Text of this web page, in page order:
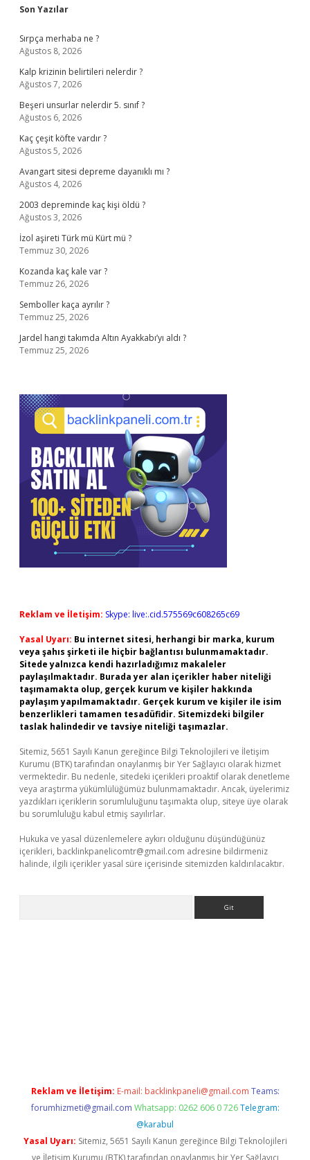
Sidebar
Son Yazılar
Sırpça merhaba ne ?
Ağustos 8, 2026
Kalp krizinin belirtileri nelerdir ?
Ağustos 7, 2026
Beşeri unsurlar nelerdir 5. sınıf ?
Ağustos 6, 2026
Kaç çeşit köfte vardır ?
Ağustos 5, 2026
Avangart sitesi depreme dayanıklı mı ?
Ağustos 4, 2026
2003 depreminde kaç kişi öldü ?
Ağustos 3, 2026
İzol aşireti Türk mü Kürt mü ?
Temmuz 30, 2026
Kozanda kaç kale var ?
Temmuz 26, 2026
Semboller kaça ayrılır ?
Temmuz 25, 2026
Jardel hangi takımda Altın Ayakkabı’yı aldı ?
Temmuz 25, 2026
Reklam ve İletişim: Skype: live:.cid.575569c608265c69
Yasal Uyarı: Bu internet sitesi, herhangi bir marka, kurum
veya şahıs şirketi ile hiçbir bağlantısı bulunmamaktadır.
Sitede yalnızca kendi hazırladığımız makaleler
paylaşılmaktadır. Burada yer alan içerikler haber niteliği
taşımamakta olup, gerçek kurum ve kişiler hakkında
paylaşım yapılmamaktadır. Gerçek kurum ve kişiler ile isim
benzerlikleri tamamen tesadüfidir. Sitemizdeki bilgiler
taslak halindedir ve tavsiye niteliği taşımazlar.
Sitemiz, 5651 Sayılı Kanun gereğince Bilgi Teknolojileri ve İletişim
Kurumu (BTK) tarafından onaylanmış bir Yer Sağlayıcı olarak hizmet
vermektedir. Bu nedenle, sitedeki içerikleri proaktif olarak denetleme
veya araştırma yükümlülüğümüz bulunmamaktadır. Ancak, üyelerimiz
yazdıkları içeriklerin sorumluluğunu taşımakta olup, siteye üye olarak
bu sorumluluğu kabul etmiş sayılırlar.
Hukuka ve yasal düzenlemelere aykırı olduğunu düşündüğünüz
içerikleri, backlinkpanelicomtr@gmail.com adresine bildirmeniz
halinde, ilgili içerikler yasal süre içerisinde sitemizden kaldırılacaktır.
Reklam ve İletişim: E-mail: backlinkpaneli@gmail.com Teams:
forumhizmeti@gmail.com Whatsapp: 0262 606 0 726 Telegram:
@karabul
Yasal Uyarı: Sitemiz, 5651 Sayılı Kanun gereğince Bilgi Teknolojileri
ve İletişim Kurumu (BTK) tarafından onaylanmış bir Yer Sağlayıcı